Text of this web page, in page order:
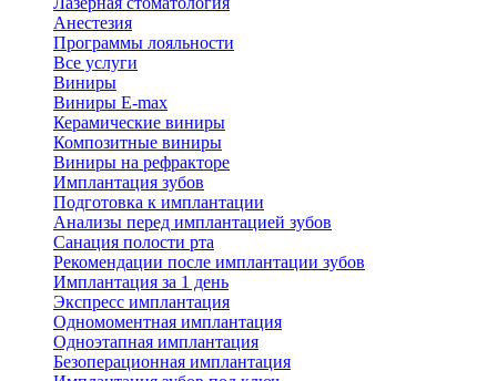
Анестезия
Программы лояльности
Все услуги
Виниры
Виниры E-max
Керамические виниры
Композитные виниры
Виниры на рефракторе
Имплантация зубов
Подготовка к имплантации
Анализы перед имплантацией зубов
Санация полости рта
Рекомендации после имплантации зубов
Имплантация за 1 день
Экспресс имплантация
Одномоментная имплантация
Одноэтапная имплантация
Безоперационная имплантация